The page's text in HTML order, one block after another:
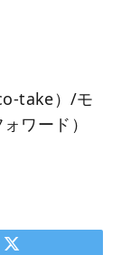
take）/モ
ワード）